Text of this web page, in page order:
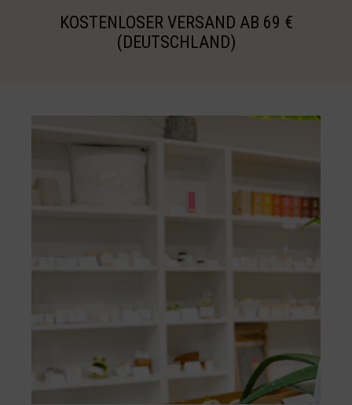
KOSTENLOSER VERSAND AB 69 €
(DEUTSCHLAND)